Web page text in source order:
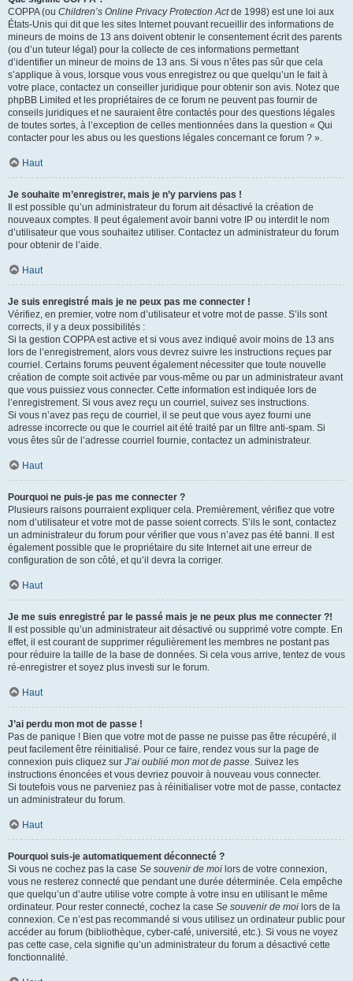
COPPA (ou Children’s Online Privacy Protection Actde 1998) est une loi aux
États-Unis qui dit que les sites Internet pouvant recueillir des informations de
mineurs de moins de 13 ans doivent obtenir le consentement écrit des parents
(ou d’un tuteur légal) pour la collecte de ces informations permettant
d’identifier un mineur de moins de 13 ans. Si vous n’êtes pas sûr que cela
s’applique à vous, lorsque vous vous enregistrez ou que quelqu’un le fait à
votre place, contactez un conseiller juridique pour obtenir son avis. Notez que
phpBB Limited et les propriétaires de ce forum ne peuvent pas fournir de
conseils juridiques et ne sauraient être contactés pour des questions légales
de toutes sortes, à l’exception de celles mentionnées dans la question « Qui
contacter pour les abus ou les questions légales concernant ce forum ? ».
Haut
Je souhaite m’enregistrer, mais je n’y parviens pas !
Il est possible qu’un administrateur du forum ait désactivé la création de
nouveaux comptes. Il peut également avoir banni votre IP ou interdit le nom
d’utilisateur que vous souhaitez utiliser. Contactez un administrateur du forum
pour obtenir de l’aide.
Haut
Je suis enregistré mais je ne peux pas me connecter !
Vérifiez, en premier, votre nom d’utilisateur et votre mot de passe. S’ils sont
corrects, il y a deux possibilités :
Si la gestion COPPA est active et si vous avez indiqué avoir moins de 13 ans
lors de l’enregistrement, alors vous devrez suivre les instructions reçues par
courriel. Certains forums peuvent également nécessiter que toute nouvelle
création de compte soit activée par vous-même ou par un administrateur avant
que vous puissiez vous connecter. Cette information est indiquée lors de
l’enregistrement. Si vous avez reçu un courriel, suivez ses instructions.
Si vous n’avez pas reçu de courriel, il se peut que vous ayez fourni une
adresse incorrecte ou que le courriel ait été traité par un filtre anti-spam. Si
vous êtes sûr de l’adresse courriel fournie, contactez un administrateur.
Haut
Pourquoi ne puis-je pas me connecter ?
Plusieurs raisons pourraient expliquer cela. Premièrement, vérifiez que votre
nom d’utilisateur et votre mot de passe soient corrects. S’ils le sont, contactez
un administrateur du forum pour vérifier que vous n’avez pas été banni. Il est
également possible que le propriétaire du site Internet ait une erreur de
configuration de son côté, et qu’il devra la corriger.
Haut
Je me suis enregistré par le passé mais je ne peux plus me connecter ?!
Il est possible qu’un administrateur ait désactivé ou supprimé votre compte. En
effet, il est courant de supprimer régulièrement les membres ne postant pas
pour réduire la taille de la base de données. Si cela vous arrive, tentez de vous
ré-enregistrer et soyez plus investi sur le forum.
Haut
J’ai perdu mon mot de passe !
Pas de panique ! Bien que votre mot de passe ne puisse pas être récupéré, il
peut facilement être réinitialisé. Pour ce faire, rendez vous sur la page de
connexion puis cliquez sur J’ai oublié mon mot de passe. Suivez les
instructions énoncées et vous devriez pouvoir à nouveau vous connecter.
Si toutefois vous ne parveniez pas à réinitialiser votre mot de passe, contactez
un administrateur du forum.
Haut
Pourquoi suis-je automatiquement déconnecté ?
Si vous ne cochez pas la case Se souvenir de moi lors de votre connexion,
vous ne resterez connecté que pendant une durée déterminée. Cela empêche
que quelqu’un d’autre utilise votre compte à votre insu en utilisant le même
ordinateur. Pour rester connecté, cochez la case Se souvenir de moi lors de la
connexion. Ce n’est pas recommandé si vous utilisez un ordinateur public pour
accéder au forum (bibliothèque, cyber-café, université, etc.). Si vous ne voyez
pas cette case, cela signifie qu’un administrateur du forum a désactivé cette
fonctionnalité.